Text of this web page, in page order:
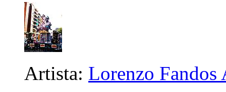
Artista: Lorenzo Fandos